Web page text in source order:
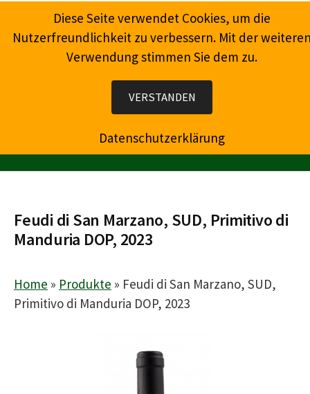
Inhalt
Wein, Champagner, Prosecco, Feinkost, Präsente
Feudi di San Marzano, SUD, Primitivo di
Manduria DOP, 2023
Home » Produkte » Feudi di San Marzano, SUD,
Primitivo di Manduria DOP, 2023
Diese Seite verwendet Cookies, um die
Nutzerfreundlichkeit zu verbessern. Mit der
Verwendung stimmen Sie dem zu.
VERSTANDEN
Datenschutzerklärung